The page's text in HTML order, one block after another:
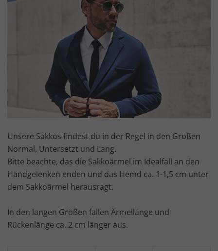
Unsere Sakkos findest du in der Regel in den Größen
Normal, Untersetzt und Lang.
Bitte beachte, das die Sakkoärmel im Idealfall an den
Handgelenken enden und das Hemd ca. 1-1,5 cm unter
dem Sakkoärmel herausragt.
In den langen Größen fallen Ärmellänge und
Rückenlänge ca. 2 cm länger aus.